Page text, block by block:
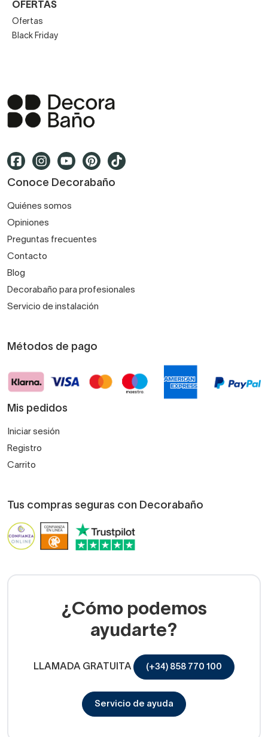
OFERTAS
Ofertas
Black Friday
Conoce Decorabaño
Quiénes somos
Opiniones
Preguntas frecuentes
Contacto
Blog
Decorabaño para profesionales
Servicio de instalación
Métodos de pago
Mis pedidos
Iniciar sesión
Registro
Carrito
Tus compras seguras con Decorabaño
¿Cómo podemos
ayudarte?
LLAMADA GRATUITA (+34) 858 770 100
Servicio de ayuda